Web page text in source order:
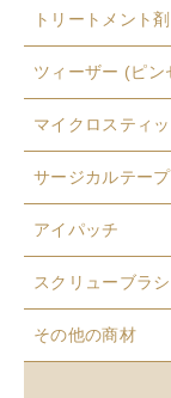
トリートメント剤
ツィーザー (ピン
マイクロスティ
サージカルテープ
アイパッチ
スクリューブラ
その他の商材